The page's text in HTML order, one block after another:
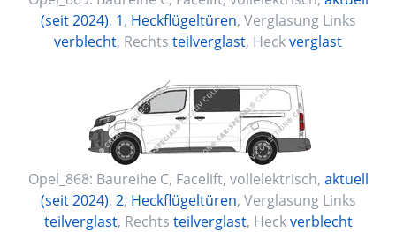
(seit 2024), 1, Heckflügeltüren, Verglasung Links
verblecht, Rechts teilverglast, Heckverglast
Opel_868: Baureihe C, Facelift, vollelektrisch, aktuell
(seit 2024), 2, Heckflügeltüren, Verglasung Links
teilverglast, Rechts teilverglast, Heckverblecht